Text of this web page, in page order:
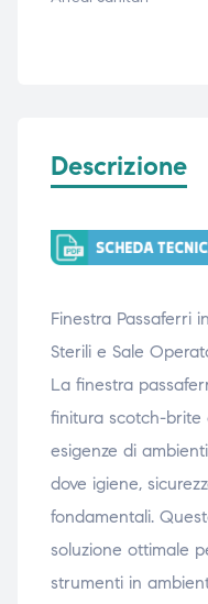
Descrizione
Finestra Passaferri
Sterili e Sale
La finestra
finitura scotch-brite
esigenze di
dove igiene,
fondamentali.
soluzione ottimale
strumenti in